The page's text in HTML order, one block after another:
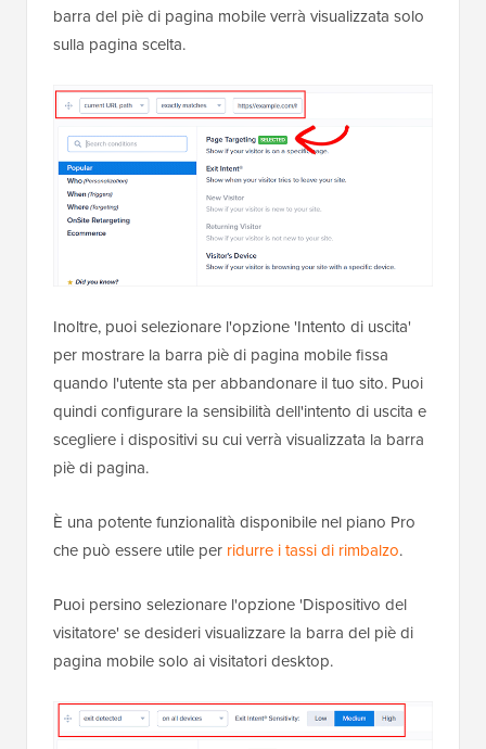
barra del piè di pagina mobile verrà visualizzata solo
sulla pagina scelta.
Inoltre, puoi selezionare l'opzione 'Intento di uscita'
per mostrare la barra piè di pagina mobile fissa
quando l'utente sta per abbandonare il tuo sito. Puoi
quindi configurare la sensibilità dell'intento di uscita e
scegliere i dispositivi su cui verrà visualizzata la barra
piè di pagina.
È una potente funzionalità disponibile nel piano Pro
che può essere utile per ridurre i tassi di rimbalzo.
Puoi persino selezionare l'opzione 'Dispositivo del
visitatore' se desideri visualizzare la barra del piè di
pagina mobile solo ai visitatori desktop.